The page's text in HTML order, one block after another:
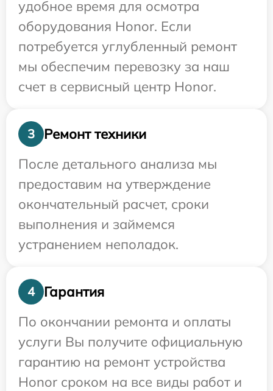
удобное время для осмотра
оборудования Honor. Если
потребуется углубленный ремонт
мы обеспечим перевозку за наш
счет в сервисный центр Honor.
3
Ремонт техники
После детального анализа мы
предоставим на утверждение
окончательный расчет, сроки
выполнения и займемся
устранением неполадок.
4
Гарантия
По окончании ремонта и оплаты
услуги Вы получите официальную
гарантию на ремонт устройства
Honor сроком на все виды работ и